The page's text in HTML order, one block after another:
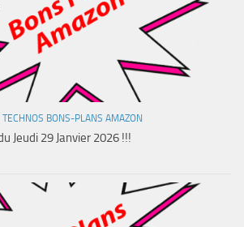
TECHNOS BONS-PLANS AMAZON
Jeudi 29 Janvier 2026 !!!